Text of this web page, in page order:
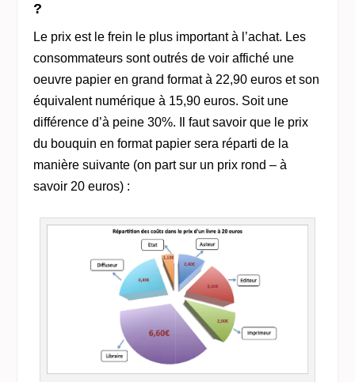
?
Le prix est le frein le plus important à l’achat. Les
consommateurs sont outrés de voir affiché une
oeuvre papier en grand format à 22,90 euros et son
équivalent numérique à 15,90 euros. Soit une
différence d’à peine 30%. Il faut savoir que le prix
du bouquin en format papier sera réparti de la
manière suivante (on part sur un prix rond – à
savoir 20 euros) :